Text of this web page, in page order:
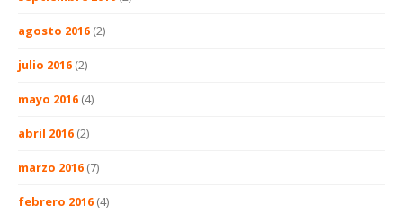
agosto 2016 (2)
julio 2016 (2)
mayo 2016 (4)
abril 2016 (2)
marzo 2016 (7)
febrero 2016 (4)